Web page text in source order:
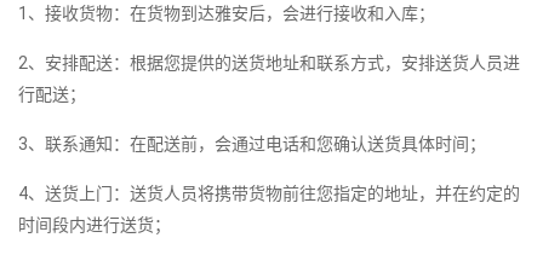
1、接收货物：在货物到达雅安后，会进行接收和入库；
2、安排配送：根据您提供的送货地址和联系方式，安排送货人员进
行配送；
3、联系通知：在配送前，会通过电话和您确认送货具体时间；
4、送货上门：送货人员将携带货物前往您指定的地址，并在约定的
时间段内进行送货；